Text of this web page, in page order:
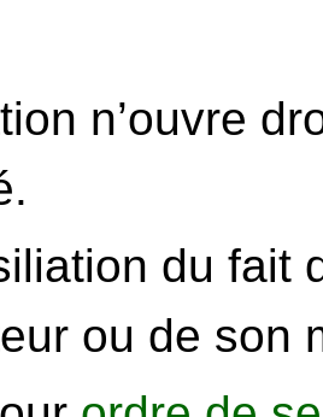
n’ouvre
du fait
ou de son